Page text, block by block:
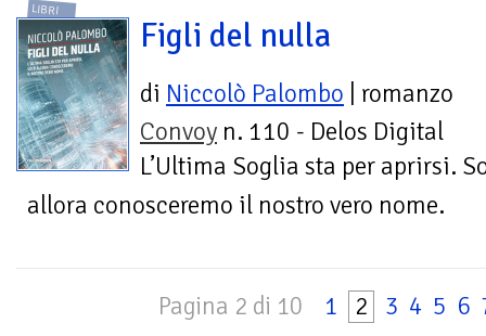
LIBRI
Figli del nulla
di Niccolò Palombo | romanzo
Convoy n. 110 - Delos Digital
L’Ultima Soglia sta per aprirsi.
allora conosceremo il nostro vero nome.
Pagina 2 di 10 1 2 3 4 5 6